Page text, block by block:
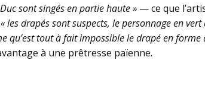
sont singés en partie haute » — ce que
« les drapés sont suspects, le personnage en
tout à fait impossible le drapé en forme
à une prêtresse païenne.